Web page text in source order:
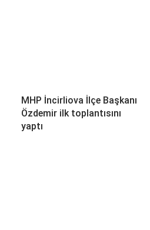
MHP İncirliova İlçe Başkanı
Özdemir ilk toplantısını
yaptı